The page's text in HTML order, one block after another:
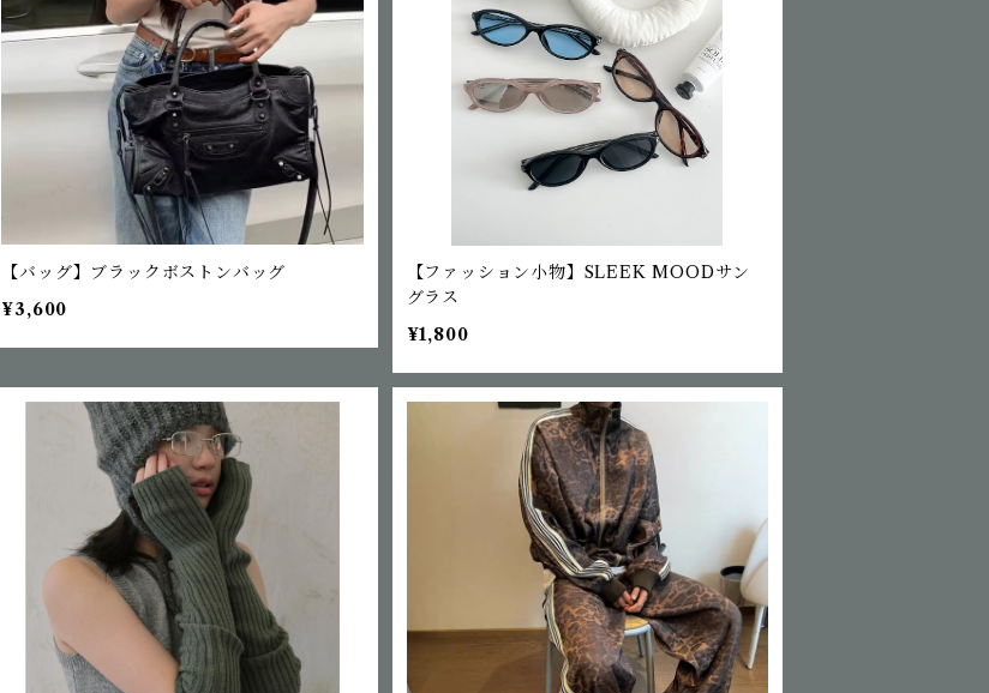
【バッグ】ブラックボストンバッグ
¥3,600
【ファッション小物】SLEEK MOODサン
グラス
¥1,800